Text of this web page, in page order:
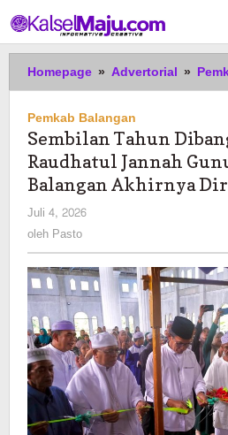
ke
konten
Homepage » Advertorial »
Pemkab Balangan
Sembilan Tahun
Raudhatul Jannah
Balangan Akhirnya
Juli 4, 2026
oleh Pasto